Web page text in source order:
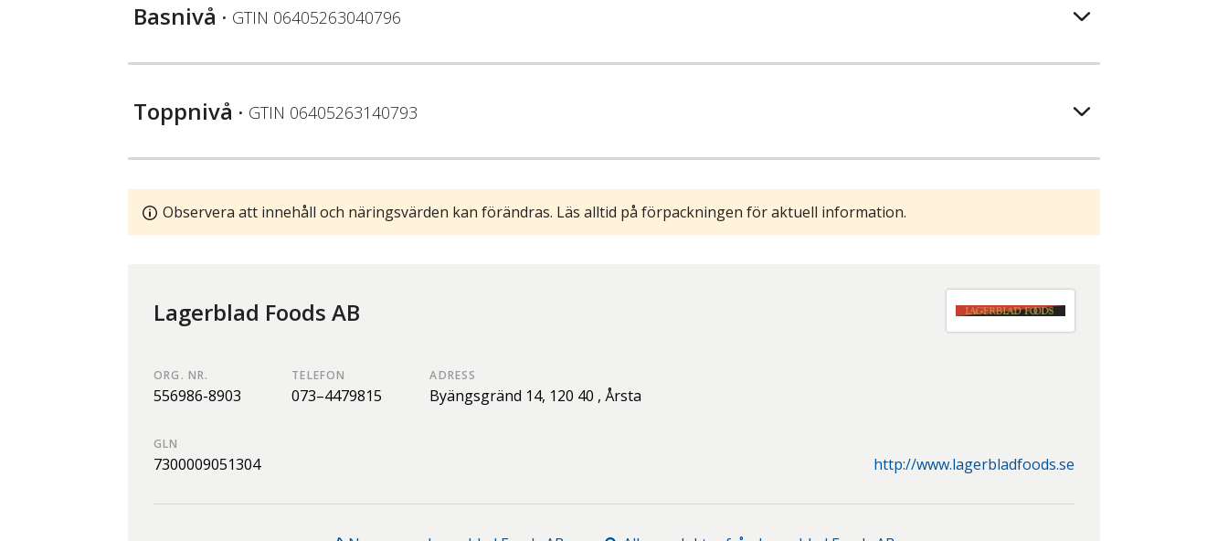
Basnivå • GTIN 06405263040796
Toppnivå • GTIN 06405263140793
Observera att innehåll och näringsvärden kan förändras. Läs alltid på förpackningen för aktuell information.
Lagerblad Foods AB
ORG. NR.
556986-8903
GLN
7300009051304
TELEFON
073–4479815
ADRESS
Byängsgränd 14, 120 40 ,Årsta
http://www.lagerbladfoods.se